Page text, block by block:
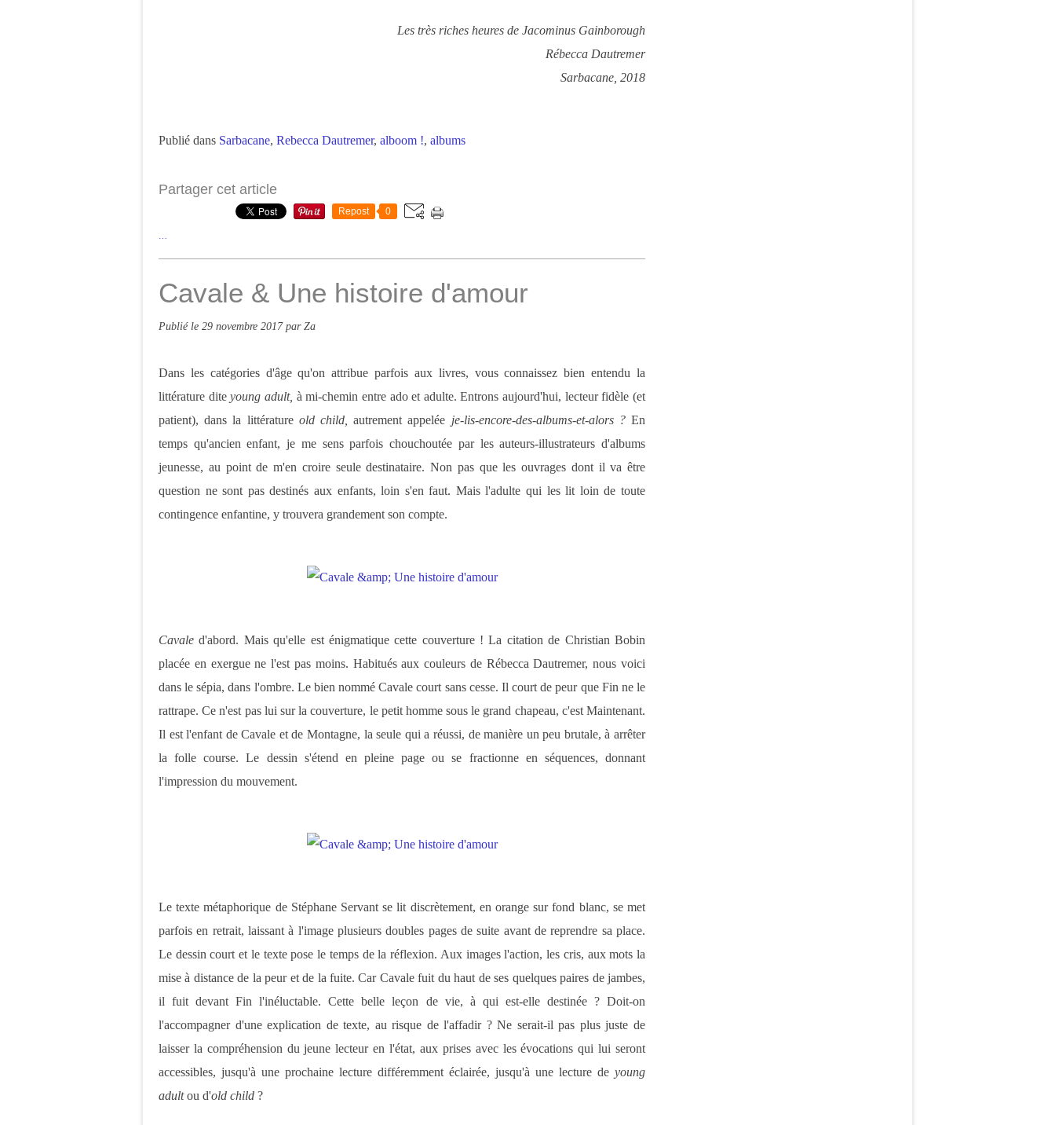
Les très riches heures de Jacominus Gainborough
Rébecca Dautremer
Sarbacane, 2018
Publié dans Sarbacane, Rebecca Dautremer, alboom !, albums
Partager cet article
Repost 0
Cavale & Une histoire d'amour
Publié le 29 novembre 2017par Za
Dans les catégories d'âge qu'on attribue parfois aux livres, vous connaissez bien entendu la
littérature diteyoung adult, à mi-chemin entre ado et adulte. Entrons aujourd'hui, lecteur fidèle (et
patient), dans la littérature old child,autrement appelée je-lis-encore-des-albums-et-alors ?En
temps qu'ancien enfant, je me sens parfois chouchoutée par les auteurs-illustrateurs d'albums
jeunesse, au point de m'en croire seule destinataire. Non pas que les ouvrages dont il va être
question ne sont pas destinés aux enfants, loin s'en faut. Mais l'adulte qui les lit loin de toute
contingence enfantine, y trouvera grandement son compte.
Cavaled'abord. Mais qu'elle est énigmatique cette couverture ! La citation de Christian Bobin
placée en exergue ne l'est pas moins. Habitués aux couleurs de Rébecca Dautremer, nous voici
dans le sépia, dans l'ombre. Le bien nommé Cavale court sans cesse. Il court de peur que Fin ne le
rattrape. Ce n'est pas lui sur la couverture, le petit homme sous le grand chapeau, c'est Maintenant.
Il est l'enfant de Cavale et de Montagne, la seule qui a réussi, de manière un peu brutale, à arrêter
la folle course. Le dessin s'étend en pleine page ou se fractionne en séquences, donnant
l'impression du mouvement.
Le texte métaphorique de Stéphane Servant se lit discrètement, en orange sur fond blanc, se met
parfois en retrait, laissant à l'image plusieurs doubles pages de suite avant de reprendre sa place.
Le dessin court et le texte pose le temps de la réflexion. Aux images l'action, les cris, aux mots la
mise à distance de la peur et de la fuite. Car Cavale fuit du haut de ses quelques paires de jambes,
il fuit devant Fin l'inéluctable. Cette belle leçon de vie, à qui est-elle destinée ? Doit-on
l'accompagner d'une explication de texte, au risque de l'affadir ? Ne serait-il pas plus juste de
laisser la compréhension du jeune lecteur en l'état, aux prises avec les évocations qui lui seront
accessibles, jusqu'à une prochaine lecture différemment éclairée, jusqu'à une lecture de young
adultou d'old child ?